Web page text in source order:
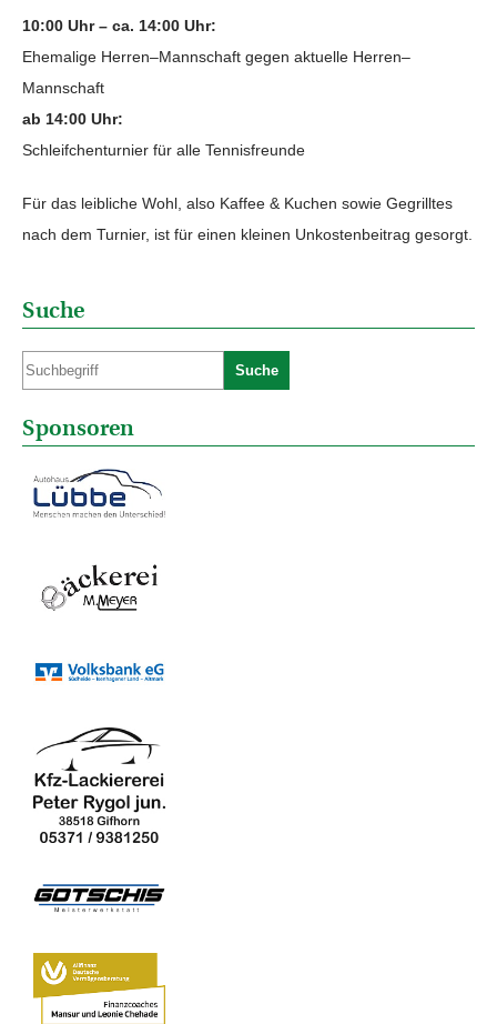
10:00 Uhr – ca. 14:00 Uhr:
Ehemalige Herren–Mannschaft gegen aktuelle Herren–
Mannschaft
ab 14:00 Uhr:
Schleifchenturnier für alle Tennisfreunde
Für das leibliche Wohl, also Kaffee & Kuchen sowie Gegrilltes
nach dem Turnier, ist für einen kleinen Unkostenbeitrag gesorgt.
Suche
Suche
Sponsoren